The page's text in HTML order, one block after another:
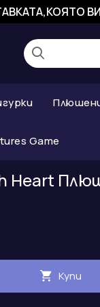
ВИ
Game
Heart
Купи